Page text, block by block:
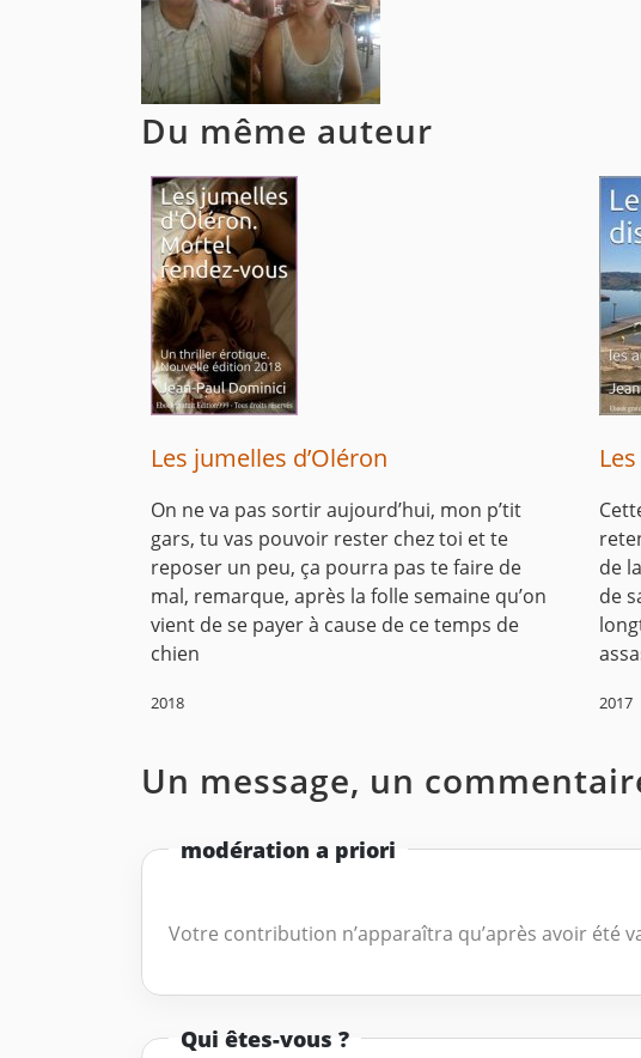
Du même auteur
Les jumelles d’Oléron
On ne va pas sortir aujourd’hui, mon p’tit
gars, tu vas pouvoir rester chez toi et te
reposer un peu, ça pourra pas te faire de
mal, remarque, après la folle semaine qu’on
vient de se payer à cause de ce temps de
chien
2018
de
de
2017
Un message, un
modération a priori
Votre contribution n’apparaîtra qu’après avoir été
Qui êtes-vous ?